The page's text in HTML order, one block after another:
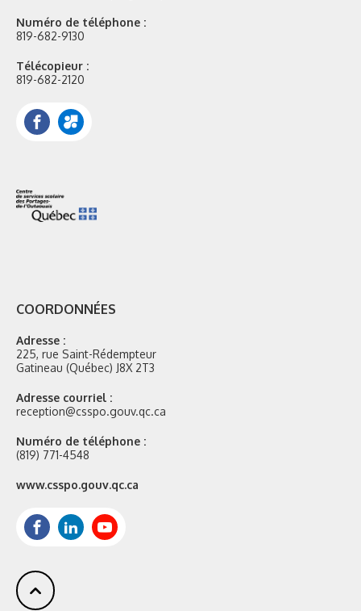
Numéro de téléphone :
819-682-9130
Télécopieur :
819-682-2120
Facebook
Portail
Mozaik
COORDONNÉES
Adresse :
225, rue Saint-Rédempteur
Gatineau (Québec) J8X 2T3
Adresse courriel :
reception@csspo.gouv.qc.ca
Numéro de téléphone :
(819) 771-4548
Site
www.csspo.gouv.qc.ca
FacebookLinkedInYoutube